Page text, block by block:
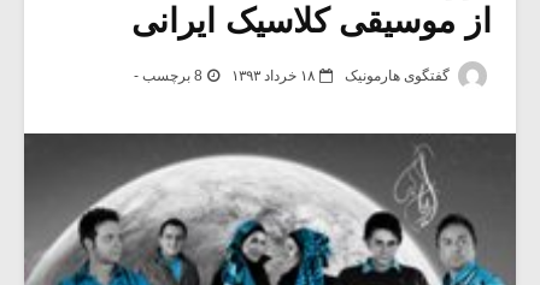
از موسیقی کلاسیک ایرانی
گفتگوی هارمونیک ۱۸ خرداد ۱۳۹۳ 8 برچسب -